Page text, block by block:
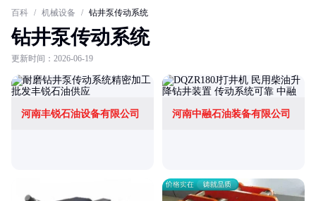
百科 / 机械设备 / 钻井泵传动系统
钻井泵传动系统
更新时间：2026-06-19
河南丰锐石油设备有限公司 河南中融石油装备有限公司